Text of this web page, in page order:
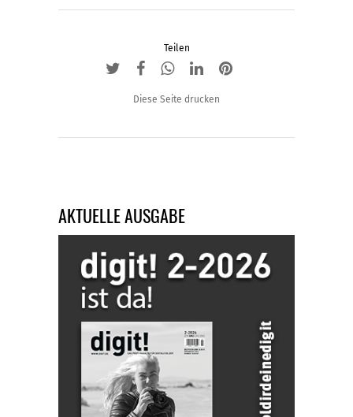
Teilen
Diese Seite drucken
AKTUELLE AUSGABE